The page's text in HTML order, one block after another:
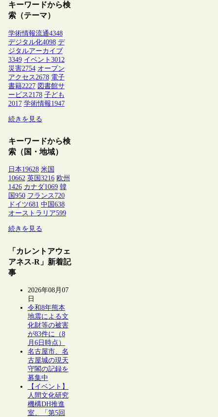
キーワードから検
索（テーマ）
学術情報流通4348
デジタル化4098 デ
ジタルアーカイブ
3349 イベント 3012
災害2754 オープン
アクセス 2678 電子
書籍2227 図書館サ
ービス 2178 子ども
2017 学術情報1947
続きを見る
キーワードから検
索（国・地域）
日本19628 米国
10662 英国 3216 欧州
1426 カナダ1069 韓
国 950 フランス 720
ドイツ681 中国 638
オーストラリア599
続きを見る
「カレントアウェ
アネス-R」新着記
事
2026年08月07
日
令和8年熊本
地震による文
化財等の被害
が83件に（8
月6日時点）
名古屋市、名
古屋城の現天
守閣の記録を
募集中
【イベント】
人間文化研究
機構DH推進
室、「第5回